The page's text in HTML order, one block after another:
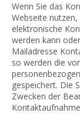
Wenn Sie das
Webseite
elektronische
werden kann
Mailadresse
so werden die
gespeichert. Die
Zwecken der